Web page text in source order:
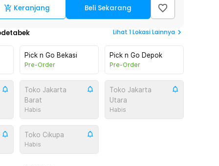
Keranjang Beli Sekarang
Lihat 1Lokasi Lainnya
Pick n Go Bekasi
Pre-Order
Pick n Go Depok
Pre-Order
Toko Jakarta
Barat
Habis
Toko Jakarta
Utara
Habis
Toko Cikupa
Habis